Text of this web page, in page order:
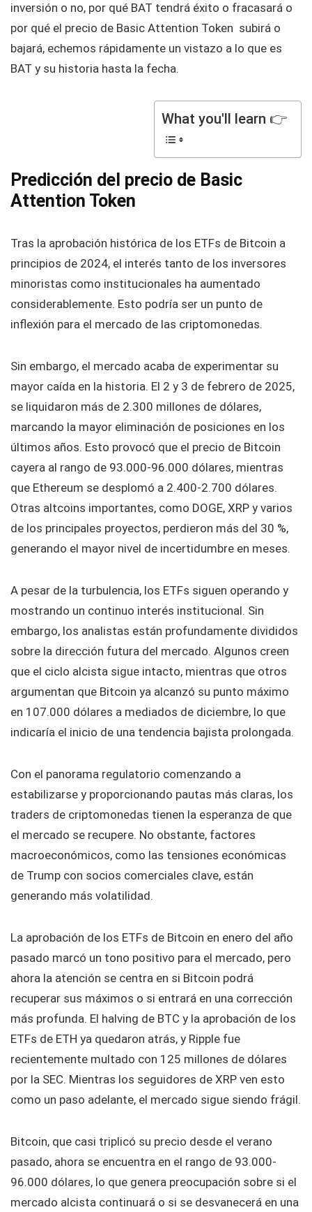
inversión o no, por qué BAT tendrá éxito o fracasará o
por qué el precio de Basic Attention Token subirá o
bajará, echemos rápidamente un vistazo a lo que es
BAT y su historia hasta la fecha.
What you'll learn 👉
Predicción del precio de Basic
Attention Token
Tras la aprobación histórica de los ETFs de Bitcoin a
principios de 2024, el interés tanto de los inversores
minoristas como institucionales ha aumentado
considerablemente. Esto podría ser un punto de
inflexión para el mercado de las criptomonedas.
Sin embargo, el mercado acaba de experimentar su
mayor caída en la historia. El 2 y 3 de febrero de 2025,
se liquidaron más de 2.300 millones de dólares,
marcando la mayor eliminación de posiciones en los
últimos años. Esto provocó que el precio de Bitcoin
cayera al rango de 93.000-96.000 dólares, mientras
que Ethereum se desplomó a 2.400-2.700 dólares.
Otras altcoins importantes, como DOGE, XRP y varios
de los principales proyectos, perdieron más del 30 %,
generando el mayor nivel de incertidumbre en meses.
A pesar de la turbulencia, los ETFs siguen operando y
mostrando un continuo interés institucional. Sin
embargo, los analistas están profundamente divididos
sobre la dirección futura del mercado. Algunos creen
que el ciclo alcista sigue intacto, mientras que otros
argumentan que Bitcoin ya alcanzó su punto máximo
en 107.000 dólares a mediados de diciembre, lo que
indicaría el inicio de una tendencia bajista prolongada.
Con el panorama regulatorio comenzando a
estabilizarse y proporcionando pautas más claras, los
traders de criptomonedas tienen la esperanza de que
el mercado se recupere. No obstante, factores
macroeconómicos, como las tensiones económicas
de Trump con socios comerciales clave, están
generando más volatilidad.
La aprobación de los ETFs de Bitcoin en enero del año
pasado marcó un tono positivo para el mercado, pero
ahora la atención se centra en si Bitcoin podrá
recuperar sus máximos o si entrará en una corrección
más profunda. El halving de BTC y la aprobación de los
ETFs de ETH ya quedaron atrás, y Ripple fue
recientemente multado con 125 millones de dólares
por la SEC. Mientras los seguidores de XRP ven esto
como un paso adelante, el mercado sigue siendo frágil.
Bitcoin, que casi triplicó su precio desde el verano
pasado, ahora se encuentra en el rango de 93.000-
96.000 dólares, lo que genera preocupación sobre si el
mercado alcista continuará o si se desvanecerá en una